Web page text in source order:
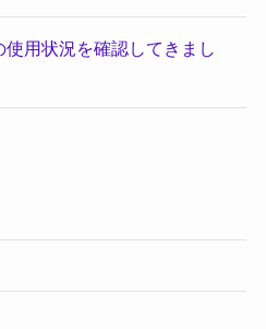
使用状況を確認してきまし